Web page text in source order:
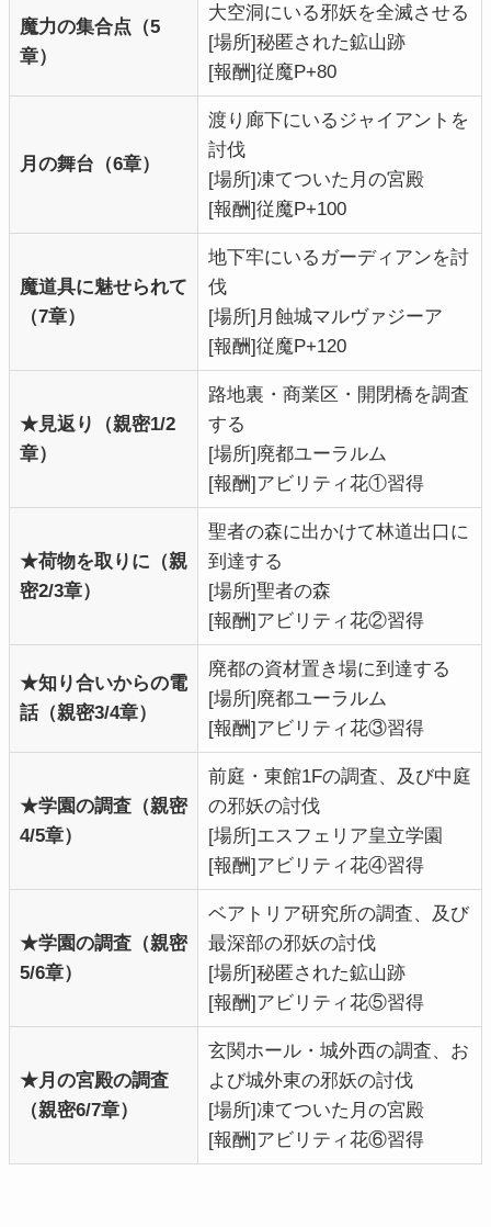
魔力の集合点（5
章）
大空洞にいる邪妖を全滅させる
[場所]秘匿された鉱山跡
[報酬]従魔P+80
月の舞台（6章）
渡り廊下にいるジャイアントを
討伐
[場所]凍てついた月の宮殿
[報酬]従魔P+100
魔道具に魅せられて
（7章）
地下牢にいるガーディアンを討
伐
[場所]月蝕城マルヴァジーア
[報酬]従魔P+120
★見返り（親密1/2
章）
路地裏・商業区・開閉橋を調査
する
[場所]廃都ユーラルム
[報酬]アビリティ花①習得
★荷物を取りに（親
密2/3章）
聖者の森に出かけて林道出口に
到達する
[場所]聖者の森
[報酬]アビリティ花②習得
★知り合いからの電
話（親密3/4章）
廃都の資材置き場に到達する
[場所]廃都ユーラルム
[報酬]アビリティ花③習得
★学園の調査（親密
4/5章）
前庭・東館1Fの調査、及び中庭
の邪妖の討伐
[場所]エスフェリア皇立学園
[報酬]アビリティ花④習得
★学園の調査（親密
5/6章）
ベアトリア研究所の調査、及び
最深部の邪妖の討伐
[場所]秘匿された鉱山跡
[報酬]アビリティ花⑤習得
★月の宮殿の調査
（親密6/7章）
玄関ホール・城外西の調査、お
よび城外東の邪妖の討伐
[場所]凍てついた月の宮殿
[報酬]アビリティ花⑥習得